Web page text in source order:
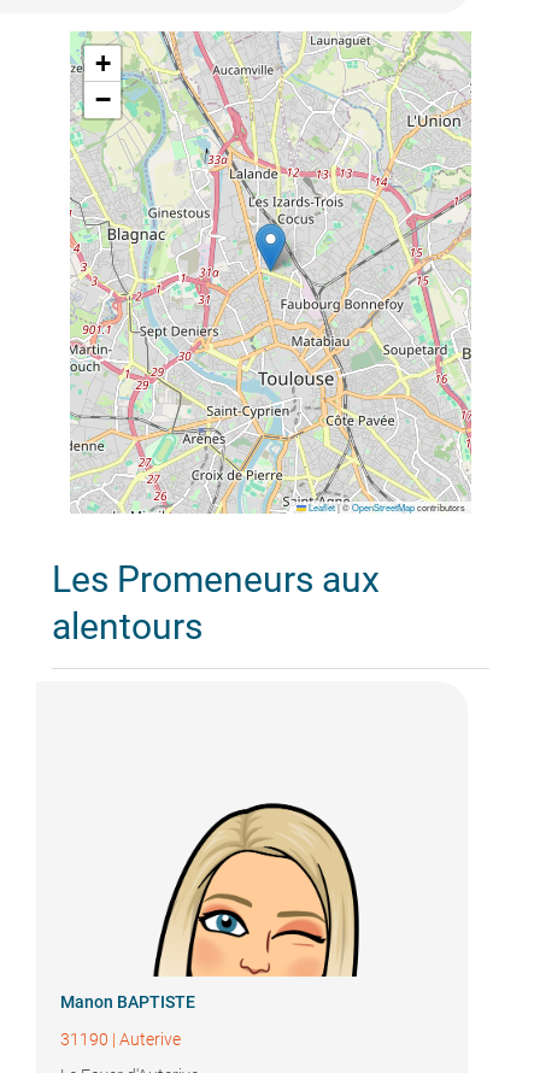
+
−
Leaflet |©OpenStreetMapcontributors
Les Promeneurs aux
alentours
Manon BAPTISTE
31190 | Auterive